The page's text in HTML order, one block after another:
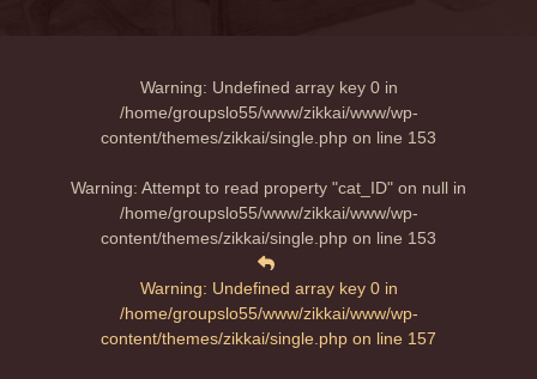
Warning: Undefined array key 0 in
/home/groupslo55/www/zikkai/www/wp-
content/themes/zikkai/single.php on line 153
Warning: Attempt to read property "cat_ID" on null in
/home/groupslo55/www/zikkai/www/wp-
content/themes/zikkai/single.php on line 153
Warning: Undefined array key 0 in
/home/groupslo55/www/zikkai/www/wp-
content/themes/zikkai/single.php on line 157